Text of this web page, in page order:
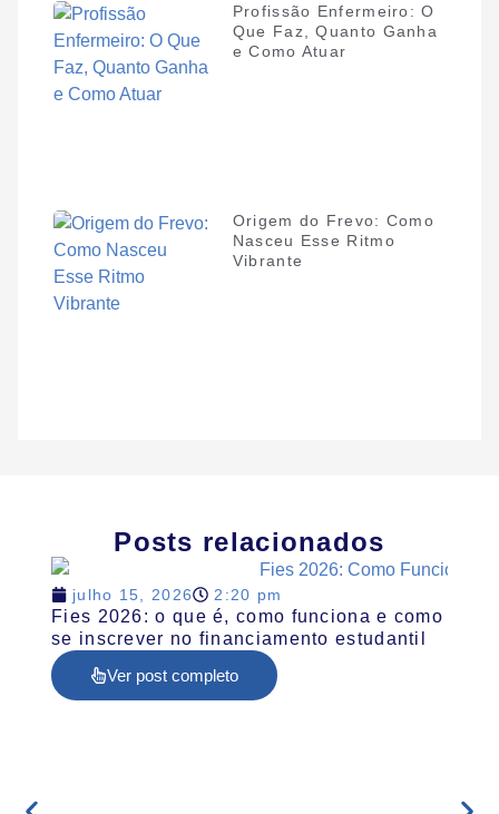
Profissão Enfermeiro: O
Que Faz, Quanto Ganha
e Como Atuar
Origem do Frevo: Como
Nasceu Esse Ritmo
Vibrante
Posts relacionados
julho 15, 2026 2:20 pm
Fies 2026: o que é, como funciona e como
se inscrever no financiamento estudantil
Ver post completo